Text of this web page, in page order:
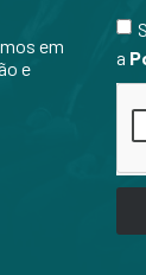
em
e
a